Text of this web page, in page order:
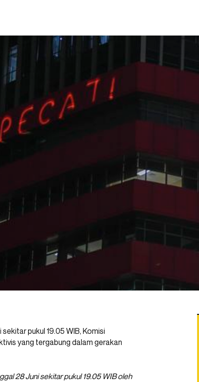
pukul 19.05 WIB, Komisi
yang tergabung dalam gerakan
28 Juni sekitar pukul 19.05 WIB oleh